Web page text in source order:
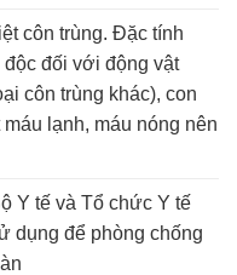
côn trùng. Đặc tính
đối với động vật
côn trùng khác), con
lạnh, máu nóng nên
Y tế và Tổ chức Y tế
dụng để phòng chống